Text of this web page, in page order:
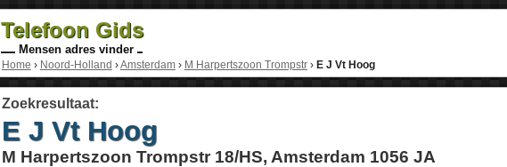
Telefoon Gids
Mensen adres vinder
Home › Noord-Holland ›Amsterdam› M Harpertszoon Trompstr› E J Vt Hoog
Zoekresultaat:
E J Vt Hoog
M Harpertszoon Trompstr 18/HS, Amsterdam 1056 JA